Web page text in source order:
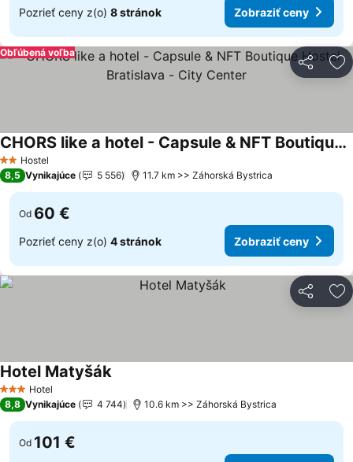
Pozrieť ceny z(o) 8 stránok Zobraziť ceny
Zdieľať
Obľúbená voľba
2 Počet hviezdičiek
Hostel
CHORS like a hotel - Capsule & NFT Boutique Hostel Bratislava - City Center
8,5 Vynikajúce 5 556 11.7 km >> Záhorská Bystrica
Od 60 €
Pozrieť ceny z(o) 4 stránok Zobraziť ceny
Zdieľať
3 Počet hviezdičiek
Hotel
Hotel Matyšák
8,8 Vynikajúce 4 744 10.6 km >> Záhorská Bystrica
Od 101 €